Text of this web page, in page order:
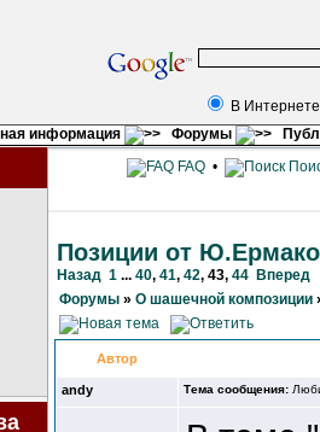
В Интернете
информация Форумы
FAQ •
Позиции от
Назад 1 ... 40, 41, 42, 43, 44 Вперед
Форумы » О шашечной композиции
Автор
andy Тема сообщения: